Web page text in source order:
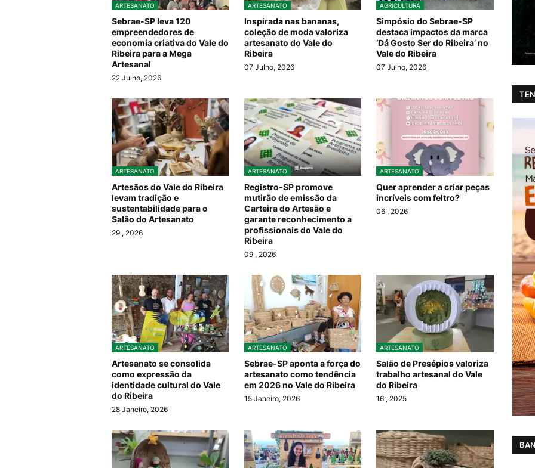
ARTESANATO
Sebrae-SP leva 120
empreendedores de
economia criativa do Vale do
Ribeira para a Mega
Artesanal
22 Julho, 2026
ARTESANATO
Inspirada nas bananas,
coleção de moda valoriza
artesanato do Vale do
Ribeira
07 Julho, 2026
AGRICULTURA
Simpósio do Sebrae-SP
destaca impactos da marca
‘Dá Gosto Ser do Ribeira’ no
Vale do Ribeira
07 Julho, 2026
ARTESANATO
Artesãos do Vale do Ribeira
levam tradição e
sustentabilidade para o
Salão do Artesanato
29 , 2026
ARTESANATO
Registro-SP promove
mutirão de emissão da
Carteira do Artesão e
garante reconhecimento a
profissionais do Vale do
Ribeira
09 , 2026
ARTESANATO
Quer aprender a criar peças
incríveis com feltro?
06 , 2026
ARTESANATO
Artesanato se consolida
como expressão da
identidade cultural do Vale
do Ribeira
28 Janeiro, 2026
ARTESANATO
Sebrae-SP aponta a força do
artesanato como tendência
em 2026 no Vale do Ribeira
15 Janeiro, 2026
ARTESANATO
Salão de Presépios valoriza
trabalho artesanal do Vale
do Ribeira
16 , 2025